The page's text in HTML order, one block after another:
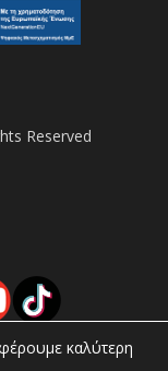
Reserved
καλύτερη